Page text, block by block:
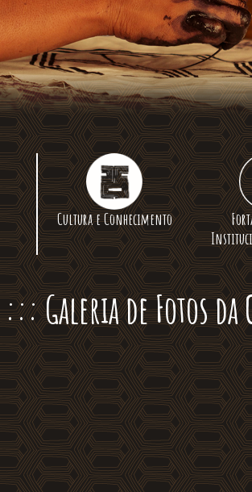
Cultura e Conhecimento
::: Galeria de Fotos